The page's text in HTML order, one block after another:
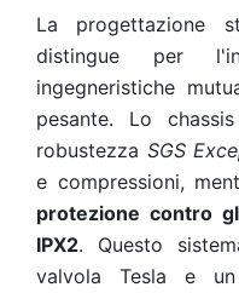
La progettazione
distingue per
ingegneristiche
pesante. Lo
robustezza SGS
e compressioni,
protezione contro
IPX2. Questo
valvola Tesla e